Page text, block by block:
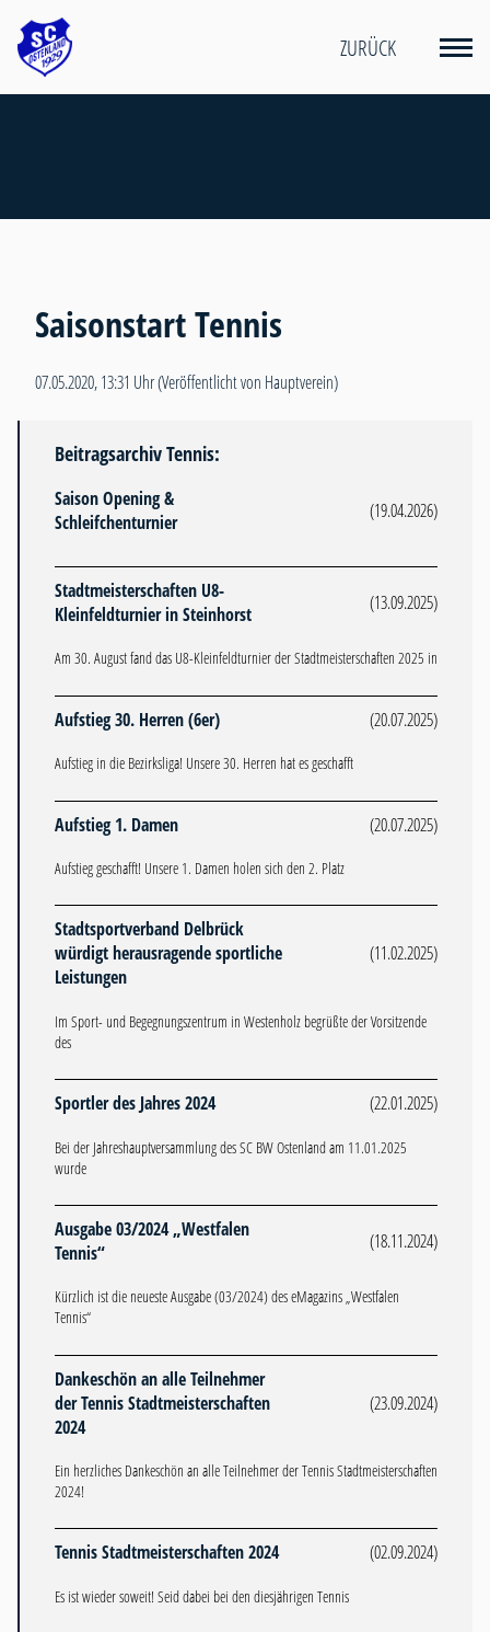
ZURÜCK
Saisonstart Tennis
07.05.2020, 13:31 Uhr(Veröffentlicht von Hauptverein)
Beitragsarchiv Tennis:
Saison Opening &
Schleifchenturnier
(19.04.2026)
Stadtmeisterschaften U8-
Kleinfeldturnier in Steinhorst
(13.09.2025)
Am 30. August fand das U8-Kleinfeldturnier der Stadtmeisterschaften 2025 in
Aufstieg 30. Herren (6er) (20.07.2025)
Aufstieg in die Bezirksliga! Unsere 30. Herren hat es geschafft
Aufstieg 1. Damen (20.07.2025)
Aufstieg geschafft! Unsere 1. Damen holen sich den 2. Platz
Stadtsportverband Delbrück
würdigt herausragende sportliche
Leistungen
(11.02.2025)
Im Sport- und Begegnungszentrum in Westenholz begrüßte der Vorsitzende
des
Sportler des Jahres 2024 (22.01.2025)
Bei der Jahreshauptversammlung des SC BW Ostenland am 11.01.2025
wurde
Ausgabe 03/2024 „Westfalen
Tennis“
(18.11.2024)
Kürzlich ist die neueste Ausgabe (03/2024) des eMagazins „Westfalen
Tennis“
Dankeschön an alle Teilnehmer
der Tennis Stadtmeisterschaften
2024
(23.09.2024)
Ein herzliches Dankeschön an alle Teilnehmer der Tennis Stadtmeisterschaften
2024!
Tennis Stadtmeisterschaften 2024 (02.09.2024)
Es ist wieder soweit! Seid dabei bei den diesjährigen Tennis